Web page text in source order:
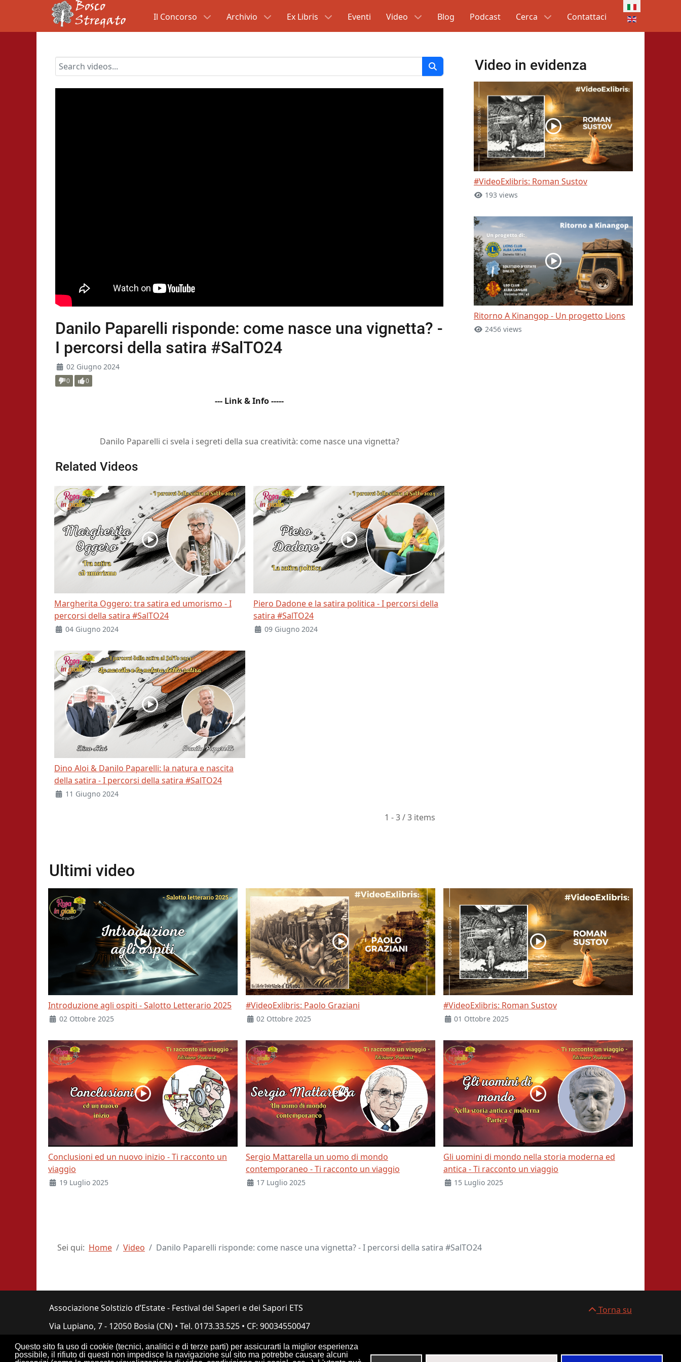
Questo sito fa uso di cookie (tecnici, analitici e di terze parti) per assicurarti la miglior esperienza
possibile, il rifiuto di questi non impedisce la navigazione sul sito ma potrebbe causare alcuni
Il Concorso Archivio Ex Libris Eventi Video Blog Podcast Cerca Contattaci
Seleziona la tua
Danilo Paparelli risponde: come nasce una vignetta? -
I percorsi della satira #SalTO24
02 Giugno 2024
0 0
--- Link & Info -----
Danilo Paparelli ci svela i segreti della sua creatività: come nasce una vignetta?
Related Videos
Margherita Oggero: tra satira ed umorismo - I
percorsi della satira #SalTO24
04 Giugno 2024
Piero Dadone e la satira politica - I percorsi della
satira #SalTO24
09 Giugno 2024
Dino Aloi & Danilo Paparelli: la natura e nascita
della satira - I percorsi della satira #SalTO24
11 Giugno 2024
1 - 3 / 3 items
Video in evidenza
#VideoExlibris: Roman Sustov
193 views
Ritorno A Kinangop - Un progetto Lions
2456 views
Ultimi video
Introduzione agli ospiti - Salotto Letterario 2025
02 Ottobre 2025
#VideoExlibris: Paolo Graziani
02 Ottobre 2025
#VideoExlibris: Roman Sustov
01 Ottobre 2025
Conclusioni ed un nuovo inizio - Ti racconto un
viaggio
19 Luglio 2025
Sergio Mattarella un uomo di mondo
contemporaneo - Ti racconto un viaggio
17 Luglio 2025
Gli uomini di mondo nella storia moderna ed
antica - Ti racconto un viaggio
15 Luglio 2025
Sei qui: Home Video Danilo Paparelli risponde: come nasce una vignetta? - I percorsi della satira #SalTO24
Associazione Solstizio d’Estate - Festival dei Saperi e dei Sapori ETS
Via Lupiano, 7 - 12050 Bosia (CN) • Tel. 0173.33.525 • CF: 90034550047
Torna su